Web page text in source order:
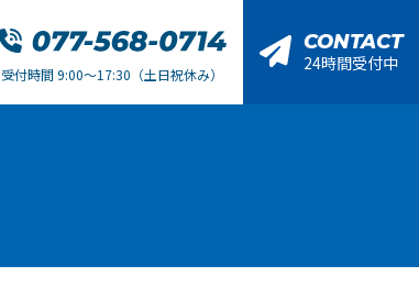
受付時間 9:00～17:30（土日祝休み）
CONTACT
24時間受付中